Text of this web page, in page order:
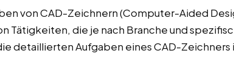
von CAD-Zeichnern (Computer-Aided
Tätigkeiten, die je nach Branche und
detaillierten Aufgaben eines CAD-Zeichners